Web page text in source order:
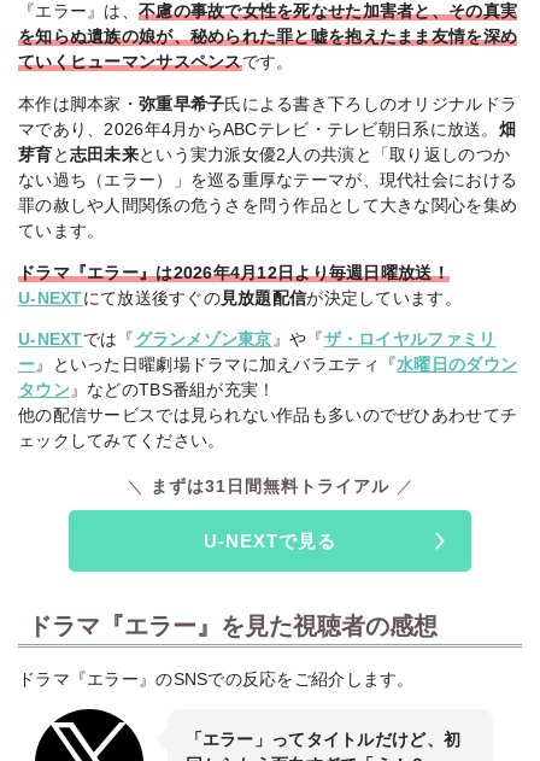
『エラー』は、 不慮の事故で女性を死なせた加害者と、その真実
を知らぬ遺族の娘が、秘められた罪と嘘を抱えたまま友情を深め
ていくヒューマンサスペンスです。
本作は脚本家・ 弥重早希子氏による書き下ろしのオリジナルドラ
マであり、2026年4月からABCテレビ・テレビ朝日系に放送。 畑
芽育 と 志田未来という実力派女優2人の共演と「取り返しのつか
ない過ち（エラー）」を巡る重厚なテーマが、現代社会における
罪の赦しや人間関係の危うさを問う作品として大きな関心を集め
ています。
ドラマ『エラー』は2026年4月12日より毎週日曜放送！
U-NEXTにて放送後すぐの見放題配信が決定しています。
U-NEXTでは『 グランメゾン東京』や『 ザ・ロイヤルファミリ
ー』といった日曜劇場ドラマに加えバラエティ『水曜日のダウン
タウン』などのTBS番組が充実！
他の配信サービスでは見られない作品も多いのでぜひあわせてチ
ェックしてみてください。
まずは31日間無料トライアル
U-NEXTで見る
ドラマ『エラー』を見た視聴者の感想
ドラマ『エラー』のSNSでの反応をご紹介します。
「エラー」ってタイトルだけど、初